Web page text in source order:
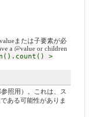
または子要素が必
a @value or children
>
照用）。これは、ス
ある可能性がありま